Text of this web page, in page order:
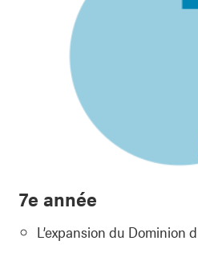
7e année
L’expansion du Dominion